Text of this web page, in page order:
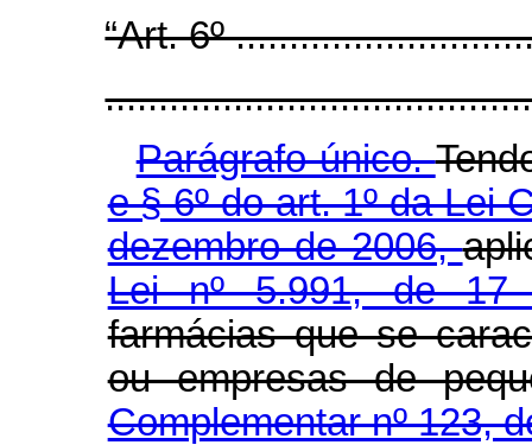
“Art. 6º
Parágrafo único.
e § 6º do art. 1º da Lei
dezembro de 2006,
Lei nº 5.991, de
farmácias que se
ou empresas de
Complementar nº 123,